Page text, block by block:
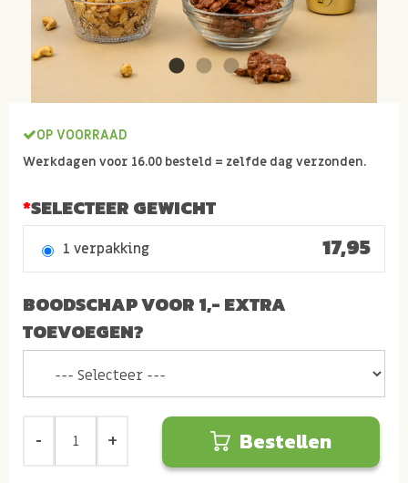
OP VOORRAAD
Werkdagen voor 16.00 besteld = zelfde dag verzonden.
SELECTEER GEWICHT
1 verpakking 17,95
BOODSCHAP VOOR 1,- EXTRA
TOEVOEGEN?
Bestellen